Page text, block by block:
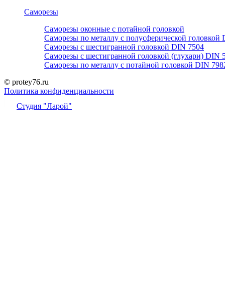
Саморезы
Саморезы оконные с потайной головкой
Саморезы по металлу с полусферической головкой
Саморезы с шестигранной головкой DIN 7504
Саморезы с шестигранной головкой (глухари) DIN
Саморезы по металлу с потайной головкой DIN
© protey76.ru
Политика конфиденциальности
Студия "Ларой"